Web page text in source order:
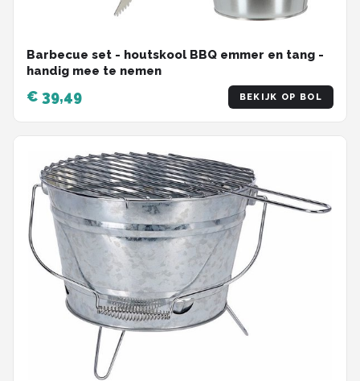
Barbecue set - houtskool BBQ emmer en tang -
handig mee te nemen
€ 39,49 BEKIJK OP BOL